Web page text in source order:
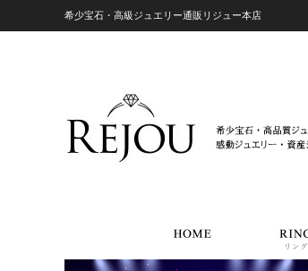
希少宝石・高級ジュエリー通販リジュー本店